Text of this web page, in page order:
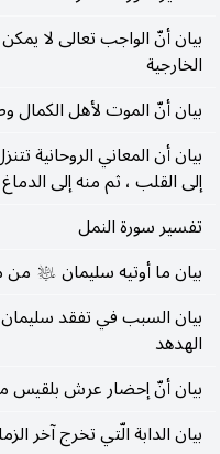
بيان أنّ الواجب تعالى لا يمكن
الخارجية
بيان أنّ الموت لأهل الكمال
بيان أن المعاني الروحانية
إلى القلب ، ثم منه إلى الدماغ
تفسير سورة النمل
بيان ما أوتيه سليمان عليه‌السلام من
بيان السبب في تفقد
الهدهد
بيان أنّ إحضار عرش بلقيس
بيان الدابة الّتي تخرج آخر
مفعول ثان ، والظرف
(أَفَلا يُؤْمِنُونَ)مع
(وَجَعَلْنا فِي الْأَرْضِ
فِجاجاً سُبُلاً لَعَلَّهُمْ
مَحْفُوظاً وَهُمْ عَنْ آياتِها
(وَجَعَلْنا فِي الْأَرْضِ
ثبت.(أَنْ تَمِيدَ بِهِمْ)